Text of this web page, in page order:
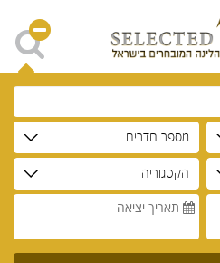
מספר חדרים
הקטגוריה
תאריך יציאה